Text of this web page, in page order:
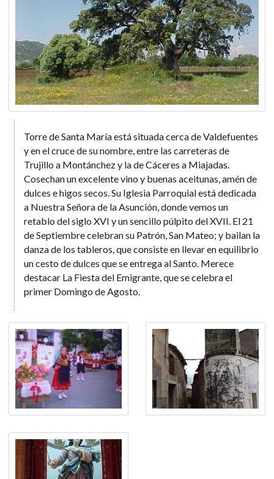
Torre de Santa María está situada cerca de Valdefuentes
y en el cruce de su nombre, entre las carreteras de
Trujillo a Montánchez y la de Cáceres a Miajadas.
Cosechan un excelente vino y buenas aceitunas, amén de
dulces e higos secos. Su Iglesia Parroquial está dedicada
a Nuestra Señora de la Asunción, donde vemos un
retablo del siglo XVI y un sencillo púlpito del XVII. El 21
de Septiembre celebran su Patrón, San Mateo; y bailan la
danza de los tableros, que consiste en llevar en equilibrio
un cesto de dulces que se entrega al Santo. Merece
destacar La Fiesta del Emigrante, que se celebra el
primer Domingo de Agosto.